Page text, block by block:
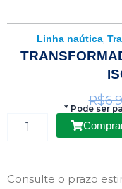
Linha naútica,
R$
* Pode ser
Transformador
Automático
8kva
Consulte o prazo